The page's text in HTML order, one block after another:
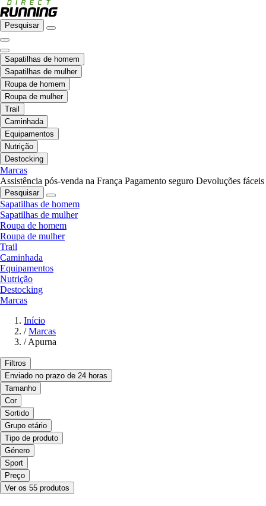
Pesquisar
Sapatilhas de homem
Sapatilhas de mulher
Roupa de homem
Roupa de mulher
Trail
Caminhada
Equipamentos
Nutrição
Destocking
Marcas
Assistência pós-venda na França Pagamento seguro Devoluções fáceis
Pesquisar
Sapatilhas de homem
Sapatilhas de mulher
Roupa de homem
Roupa de mulher
Trail
Caminhada
Equipamentos
Nutrição
Destocking
Marcas
Início
/ Marcas
/ Apurna
Filtros
Enviado no prazo de 24 horas
Tamanho
Cor
Sortido
Grupo etário
Tipo de produto
Género
Sport
Preço
Ver os 55 produtos